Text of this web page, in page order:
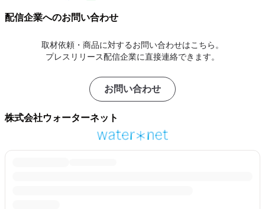
配信企業へのお問い合わせ
取材依頼・商品に対するお問い合わせはこちら。
プレスリリース配信企業に直接連絡できます。
お問い合わせ
株式会社ウォーターネット